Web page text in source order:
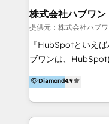
today (https://
HubSpot come
tra il CRM e altri
AS400, TeamSystem. HubSpot ci ha
come formatori
50% più alto tra i
aziende. Lavoriamo con aziende B2B tra i 5 e i 35
株式会社ハブワン
提供元：株式会社ハブ
『HubSpotといえば
ブワンは、HubSpot
ーコードCMS構築、
システムAPI連携・
クセス体制の設計ま
制を整えています。 HubSpotの導入支援だけでなく、
Diamond4.9